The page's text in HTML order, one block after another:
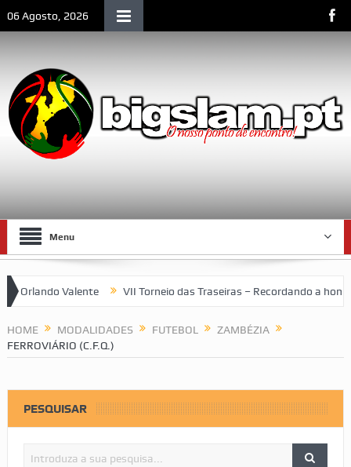
06 Agosto, 2026
Menu
Orlando Valente VII Torneio das Traseiras – Recordando a
HOME MODALIDADES FUTEBOL
ZAMBÉZIA
FERROVIÁRIO (C.F.Q.)
PESQUISAR